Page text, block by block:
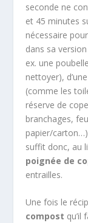
seconde ne
et 45 minutes
nécessaire
dans sa
ex. une
nettoyer),
(comme les
réserve de
branchages,
papier/
suffit donc, au
poignée de
entrailles.
Une fois le
compost qu’il